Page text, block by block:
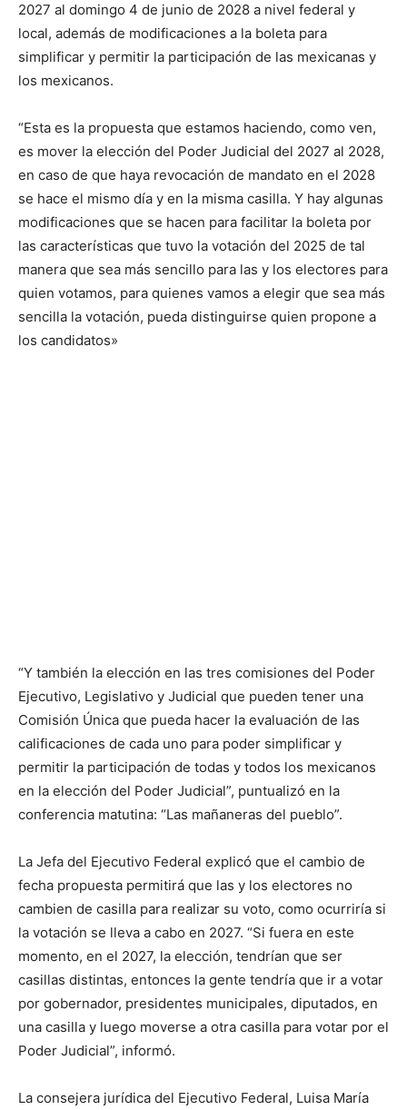
2027 al domingo 4 de junio de 2028 a nivel federal y
local, además de modificaciones a la boleta para
simplificar y permitir la participación de las mexicanas y
los mexicanos.
“Esta es la propuesta que estamos haciendo, como ven,
es mover la elección del Poder Judicial del 2027 al 2028,
en caso de que haya revocación de mandato en el 2028
se hace el mismo día y en la misma casilla. Y hay algunas
modificaciones que se hacen para facilitar la boleta por
las características que tuvo la votación del 2025 de tal
manera que sea más sencillo para las y los electores para
quien votamos, para quienes vamos a elegir que sea más
sencilla la votación, pueda distinguirse quien propone a
los candidatos»
“Y también la elección en las tres comisiones del Poder
Ejecutivo, Legislativo y Judicial que pueden tener una
Comisión Única que pueda hacer la evaluación de las
calificaciones de cada uno para poder simplificar y
permitir la participación de todas y todos los mexicanos
en la elección del Poder Judicial”, puntualizó en la
conferencia matutina: “Las mañaneras del pueblo”.
La Jefa del Ejecutivo Federal explicó que el cambio de
fecha propuesta permitirá que las y los electores no
cambien de casilla para realizar su voto, como ocurriría si
la votación se lleva a cabo en 2027. “Si fuera en este
momento, en el 2027, la elección, tendrían que ser
casillas distintas, entonces la gente tendría que ir a votar
por gobernador, presidentes municipales, diputados, en
una casilla y luego moverse a otra casilla para votar por el
Poder Judicial”, informó.
La consejera jurídica del Ejecutivo Federal, Luisa María